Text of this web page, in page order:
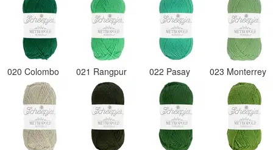
020 Colombo 021 Rangpur 022 Pasay 023 Monterrey